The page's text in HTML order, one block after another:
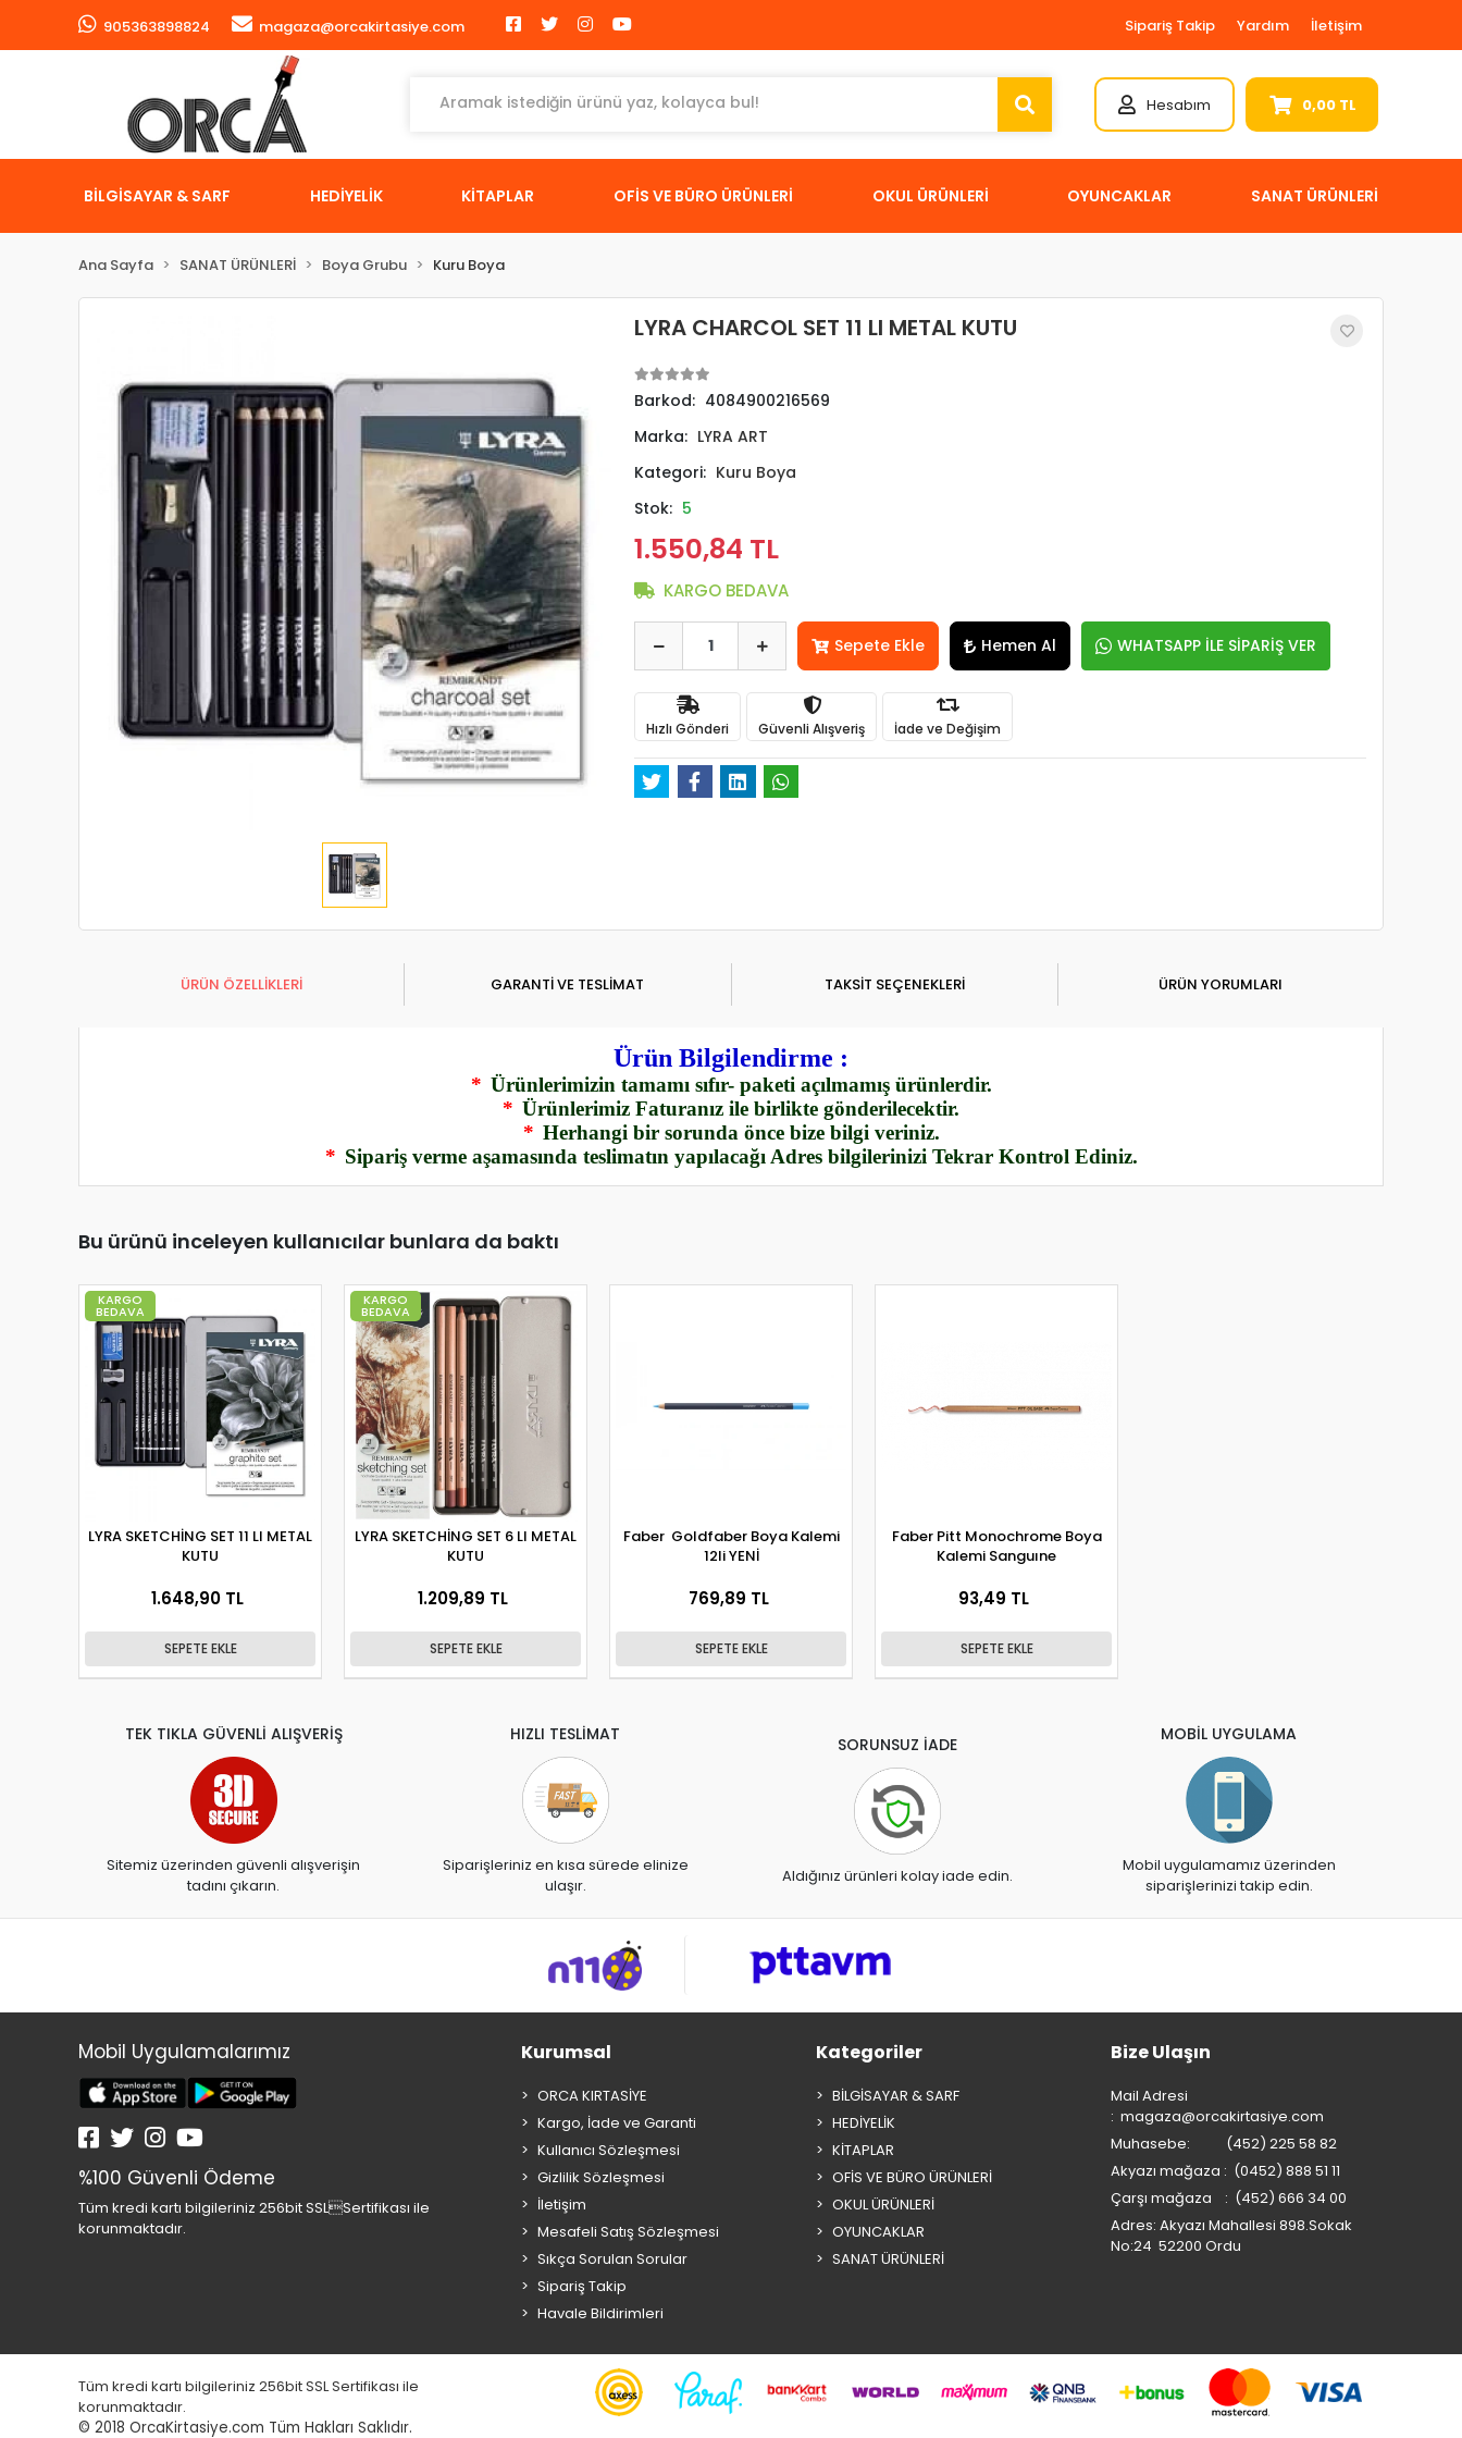
905363898824 magaza@orcakirtasiye.com Sipariş Takip Yardım İletişim
Hesabım 0,00 TL
BİLGİSAYAR & SARF HEDİYELİK KİTAPLAR OFİS VE BÜRO ÜRÜNLERİ OKUL ÜRÜNLERİ OYUNCAKLAR SANAT ÜRÜNLERİ
Ana Sayfa SANAT ÜRÜNLERİ Boya Grubu Kuru Boya
LYRA CHARCOL SET 11 LI METAL KUTU
Barkod: 4084900216569
Marka: LYRA ART
Kategori: Kuru Boya
Stok: 5
1.550,84 TL
KARGO BEDAVA
Sepete Ekle Hemen Al WHATSAPP İLE SİPARİŞ VER
Hızlı Gönderi Güvenli Alışveriş İade ve Değişim
ÜRÜN ÖZELLİKLERİ GARANTİ VE TESLİMAT TAKSİT SEÇENEKLERİ ÜRÜN YORUMLARI
Ürün Bilgilendirme :
* Ürünlerimizin tamamı sıfır- paketi açılmamış ürünlerdir.
* Ürünlerimiz Faturanız ile birlikte gönderilecektir.
* Herhangi bir sorunda önce bize bilgi veriniz.
* Sipariş verme aşamasında teslimatın yapılacağı Adres bilgilerinizi Tekrar Kontrol Ediniz.
Bu ürünü inceleyen kullanıcılar bunlara da baktı
KARGO
BEDAVA
LYRA SKETCHİNG SET 11 LI METAL
KUTU
1.648,90 TL
SEPETE EKLE
KARGO
BEDAVA
LYRA SKETCHİNG SET 6 LI METAL
KUTU
1.209,89 TL
SEPETE EKLE
Faber Goldfaber Boya Kalemi
12li YENİ
769,89 TL
SEPETE EKLE
Faber Pitt Monochrome Boya
Kalemi Sanguıne
93,49 TL
SEPETE EKLE
TEK TIKLA GÜVENLİ ALIŞVERİŞ
Sitemiz üzerinden güvenli alışverişin
tadını çıkarın.
HIZLI TESLİMAT
Siparişleriniz en kısa sürede elinize
ulaşır.
SORUNSUZ İADE
Aldığınız ürünleri kolay iade edin.
MOBİL UYGULAMA
Mobil uygulamamız üzerinden
siparişlerinizi takip edin.
Mobil Uygulamalarımız
%100 Güvenli Ödeme
Tüm kredi kartı bilgileriniz 256bit SSLSertifikası ile
korunmaktadır.
Kurumsal
ORCA KIRTASİYE
Kargo, İade ve Garanti
Kullanıcı Sözleşmesi
Gizlilik Sözleşmesi
İletişim
Mesafeli Satış Sözleşmesi
Sıkça Sorulan Sorular
Sipariş Takip
Havale Bildirimleri
Kategoriler
BİLGİSAYAR & SARF
HEDİYELİK
KİTAPLAR
OFİS VE BÜRO ÜRÜNLERİ
OKUL ÜRÜNLERİ
OYUNCAKLAR
SANAT ÜRÜNLERİ
Bize Ulaşın
Mail Adresi
: magaza@orcakirtasiye.com
Muhasebe: (452) 225 58 82
Akyazı mağaza : (0452) 888 51 11
Çarşı mağaza : (452) 666 34 00
Adres: Akyazı Mahallesi 898.Sokak
No:24 52200 Ordu
Tüm kredi kartı bilgileriniz 256bit SSL Sertifikası ile
korunmaktadır.
© 2018 OrcaKirtasiye.com Tüm Hakları Saklıdır.